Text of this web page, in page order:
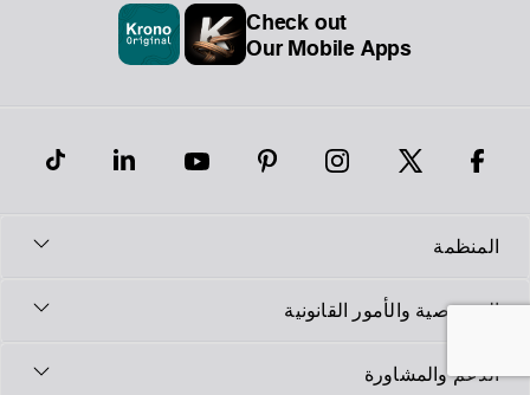
Check out
Our Mobile Apps
المنظمة
الخصوصية والأمور القانونية
الدعم والمشاورة